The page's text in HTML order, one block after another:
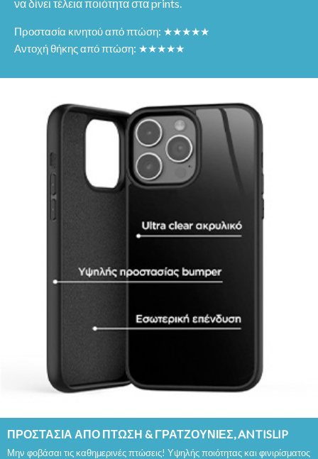
να δίνει τέλεια ποιότητα στα prints.
Προστασία κινητού από πτώση: ★★★★★
Αντοχή θήκης από πτώση: ★★★★★
ΠΡΟΣΤΑΣΙΑ ΑΠΟ ΠΤΩΣΗ & ΓΡΑΤΖΟΥΝΙΕΣ, ANTISLIP
Μην φοβάσαι τις καθημερινές πτώσεις! Υψηλής ποιότητας και φινιρίσματος